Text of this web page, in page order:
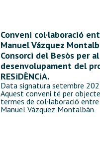
Conveni col·laboració
Manuel Vázquez
Consorci del Besòs per
desenvolupament del
RESiDÈNCiA.
Data signatura setembre
Aquest conveni té per
termes de col·laboració
Manuel Vázquez Montalbán